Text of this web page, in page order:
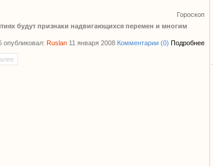
Гороскоп
будут признаки надвигающихся перемен и многим
опубликовал:Ruslan 11 января 2008 Комментарии (0) Подробнее